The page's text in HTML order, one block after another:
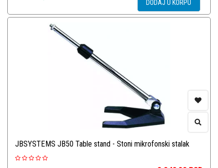
DODAJ U KORPU
JBSYSTEMS JB50 Table stand - Stoni mikrofonski stalak